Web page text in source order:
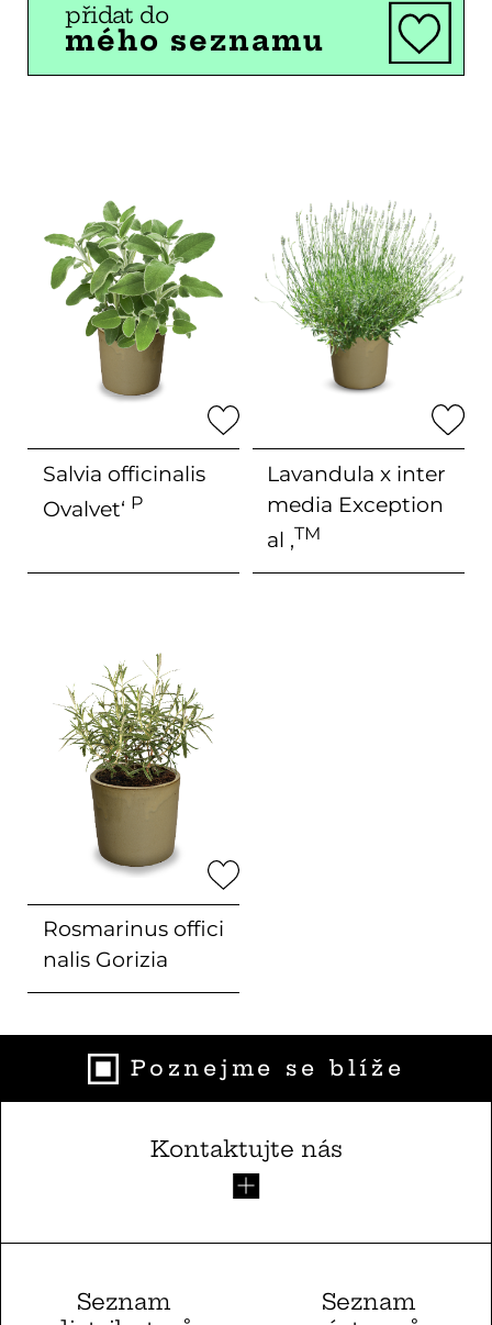
přidat do
mého seznamu
Salvia officinalis
Ovalvet‘ P
Lavandula x inter
media Exception
al ‚TM
Rosmarinus offici
nalisGorizia
Poznejme se blíže
Kontaktujte nás
Seznam
Seznam